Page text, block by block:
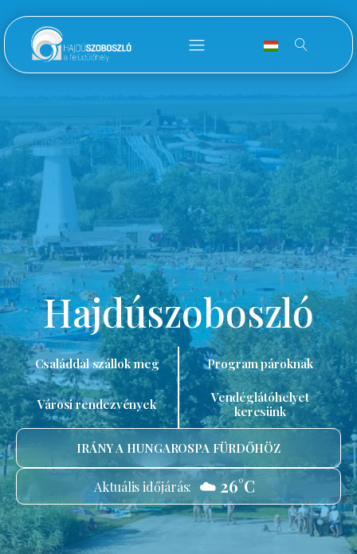
Hajdúszoboszló
Családdal szállok meg Program pároknak
Városi rendezvények
Vendéglátóhelyet
keresünk
IRÁNY A HUNGAROSPA FÜRDŐHÖZ
Aktuális időjárás: ☁️ 26°C